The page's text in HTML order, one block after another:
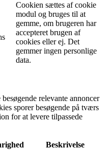
Cookien sættes af cookie
modul og bruges til at
gemme, om brugeren har
accepteret brugen af ​​
cookies eller ej. Det
gemmer ingen personlige
data.
relevante annoncer
sporer besøgende på tværs
for at levere tilpassede
Beskrivelse